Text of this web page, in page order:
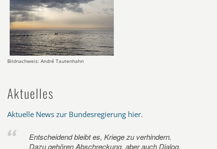
Bildnachweis: André Tautenhahn
Aktuelles
Aktuelle News zur Bundesregierung hier.
Entscheidend bleibt es, Kriege zu verhindern.
Dazu gehören Abschreckung, aber auch Dialog.